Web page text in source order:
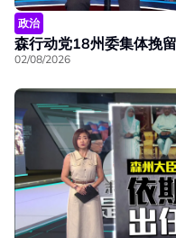
政治
森行动党18州委集体挽
02/08/2026